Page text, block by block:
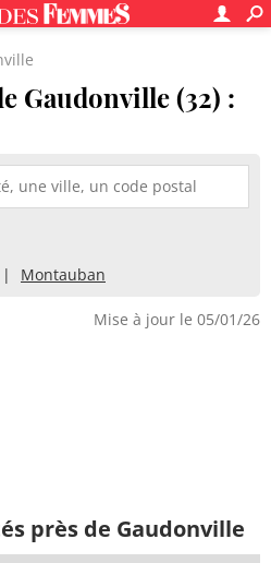
Gaudonville (32) :
Montauban
Mise à jour le 05/01/26
près de Gaudonville